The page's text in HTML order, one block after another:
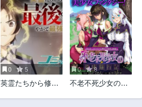
0 5
英霊たちから修行
0 8
不老不死少女の苗